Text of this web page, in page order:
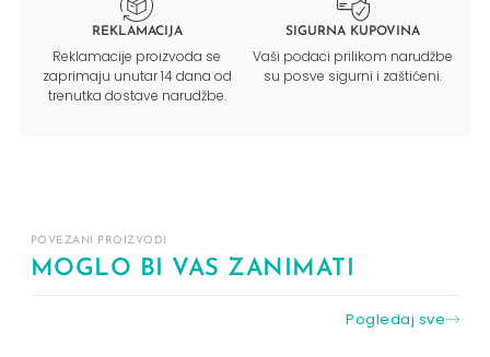
REKLAMACIJA
Reklamacije proizvoda se
zaprimaju unutar 14 dana od
trenutka dostave narudžbe.
SIGURNA KUPOVINA
Vaši podaci prilikom narudžbe
su posve sigurni i zaštićeni.
POVEZANI PROIZVODI
MOGLO BI VAS ZANIMATI
Pogledaj sve